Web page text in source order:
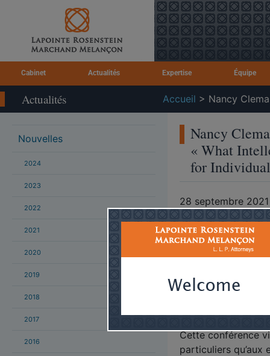
Cabinet Actualités Expertise Équipe
Actualités Accueil > Nancy
Nouvelles
2024
2023
2022
2021
2020
2019
2018
2017
2016
Nancy
« What
for
28 septembre 2021
Le 30 septembre
organisée par le
Intitulée « What
cinq grands types
les dessins
Cette conférence
particuliers qu’aux